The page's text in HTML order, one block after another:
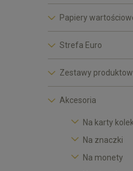
Papiery
Strefa Euro
Zestawy
Akcesoria
Na karty
Na znaczki
Na monety